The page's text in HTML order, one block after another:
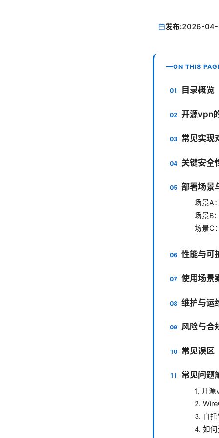
发布:2026-
ON THIS
目录概览
开源vpn
常见实现
关键安全
部署场景
场景A
场景B
场景C
性能与可
使用场景
维护与运
风险与合
常见误区
常见问题
1. 开
2.
3. 自
4. 如